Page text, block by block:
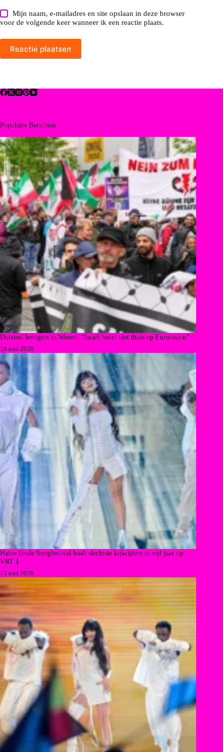
Mijn naam, e-mailadres en site opslaan in deze browser
voor de volgende keer wanneer ik een reactie plaats.
Reactie plaatsen
Populaire Berichten
Duizend betogers in Wenen: “Israël hoort niet thuis op Eurovision”
16 mei 2026
Halve finale Songfestival haalt slechtste kijkcijfers in vijf jaar op
VRT 1
13 mei 2026